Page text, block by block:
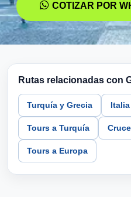
COTIZAR POR
Rutas relacionadas con
Turquía y Grecia
Tours a Turquía
Tours a Europa